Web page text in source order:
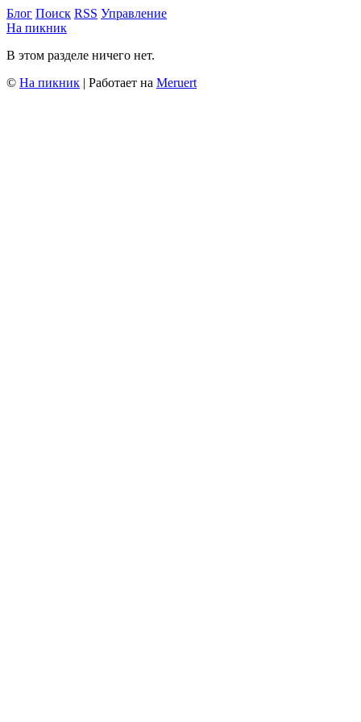
Блог Поиск RSS Управление
На пикник
В этом разделе ничего нет.
© На пикник | Работает на Meruert